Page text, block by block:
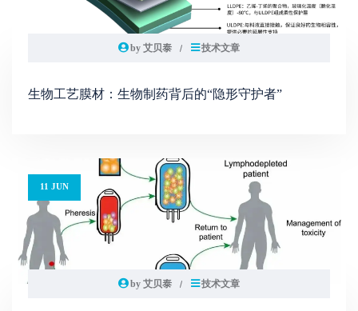
by 艾贝泰 技术文章
生物工艺膜材：生物制药背后的“隐形守护者”
11 JUN
by 艾贝泰 技术文章